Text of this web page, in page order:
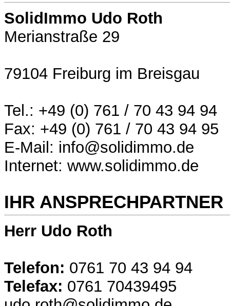
SolidImmo Udo Roth
Merianstraße 29
79104 Freiburg im Breisgau
Tel.: +49 (0) 761 / 70 43 94 94
Fax: +49 (0) 761 / 70 43 94 95
E-Mail: info@solidimmo.de
Internet: www.solidimmo.de
IHR ANSPRECHPARTNER
Herr Udo Roth
Telefon: 0761 70 43 94 94
Telefax: 0761 70439495